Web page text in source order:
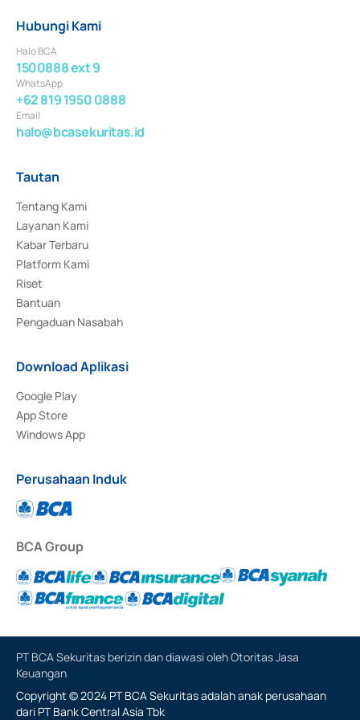
Hubungi Kami
Halo BCA
1500888 ext 9
WhatsApp
+62 819 1950 0888
Email
halo@bcasekuritas.id
Tautan
Tentang Kami
Layanan Kami
Kabar Terbaru
Platform Kami
Riset
Bantuan
Pengaduan Nasabah
Download Aplikasi
Google Play
App Store
Windows App
Perusahaan Induk
BCA Group
PT BCA Sekuritas berizin dan diawasi oleh Otoritas Jasa
Keuangan
Copyright © 2024 PT BCA Sekuritas adalah anak perusahaan
dari PT Bank Central Asia Tbk